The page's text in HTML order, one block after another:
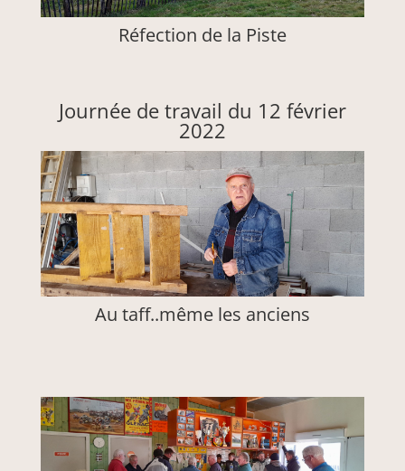
Réfection de la Piste
Journée de travail du 12 février
2022
Au taff..même les anciens